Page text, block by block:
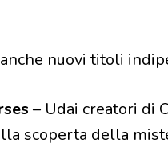
nuovi titoli
– Udai creatori di
scoperta della